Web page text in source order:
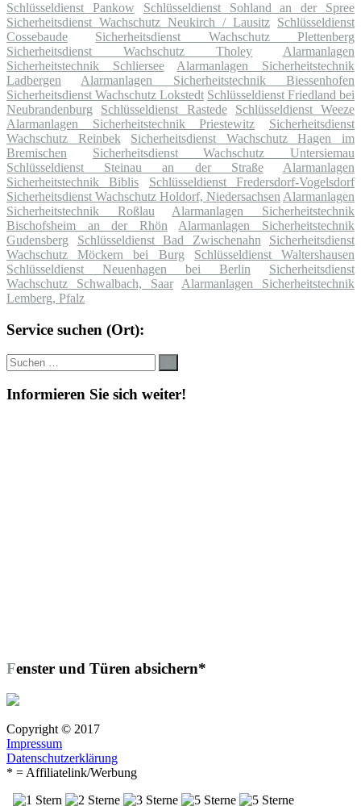
Schlüsseldienst Pankow
Schlüsseldienst Sohland an der Spree
Sicherheitsdienst Wachschutz Neukirch / Lausitz Schlüsseldienst
Cossebaude
Sicherheitsdienst Wachschutz Plettenberg
Sicherheitsdienst Wachschutz Tholey
Alarmanlagen
Sicherheitstechnik Schliersee
Alarmanlagen Sicherheitstechnik
Ladbergen
Alarmanlagen Sicherheitstechnik Biessenhofen
Sicherheitsdienst Wachschutz Lokstedt Schlüsseldienst Friedland bei
Neubrandenburg
Schlüsseldienst Rastede
Schlüsseldienst Weeze
Alarmanlagen Sicherheitstechnik Priestewitz
Sicherheitsdienst
Wachschutz Reinbek
Sicherheitsdienst Wachschutz Hagen im
Bremischen
Sicherheitsdienst Wachschutz Untersiemau
Schlüsseldienst Steinau an der Straße
Alarmanlagen
Sicherheitstechnik Biblis
Schlüsseldienst Fredersdorf-Vogelsdorf
Sicherheitsdienst Wachschutz Holdorf, Niedersachsen Alarmanlagen
Sicherheitstechnik Roßlau
Alarmanlagen Sicherheitstechnik
Bischofsheim an der Rhön
Alarmanlagen Sicherheitstechnik
Gudensberg
Schlüsseldienst Bad Zwischenahn
Sicherheitsdienst
Wachschutz Möckern bei Burg
Schlüsseldienst Waltershausen
Schlüsseldienst Neuenhagen bei Berlin
Sicherheitsdienst
Wachschutz Schwalbach, Saar
Alarmanlagen Sicherheitstechnik
Lemberg, Pfalz
Service suchen (Ort):
Suche
nach:
Informieren Sie sich weiter!
Fenster und Türen absichern*
Copyright © 2017
Impressum
Datenschutzerklärung
* = Affiliatelink/Werbung